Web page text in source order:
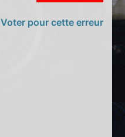
Voter pour cette erreur